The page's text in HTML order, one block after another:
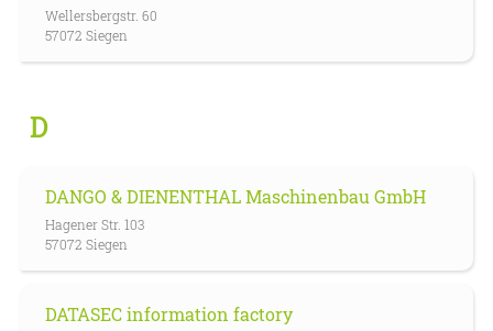
Wellersbergstr. 60
57072 Siegen
D
DANGO & DIENENTHAL Maschinenbau GmbH
Hagener Str. 103
57072 Siegen
DATASEC information factory